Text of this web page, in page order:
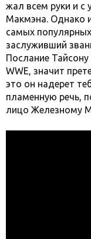
жал всем руки и
Макмэна. Однако
самых
заслуживший
Послание
WWE, значит
это он надерет
пламенную речь,
лицо Железному